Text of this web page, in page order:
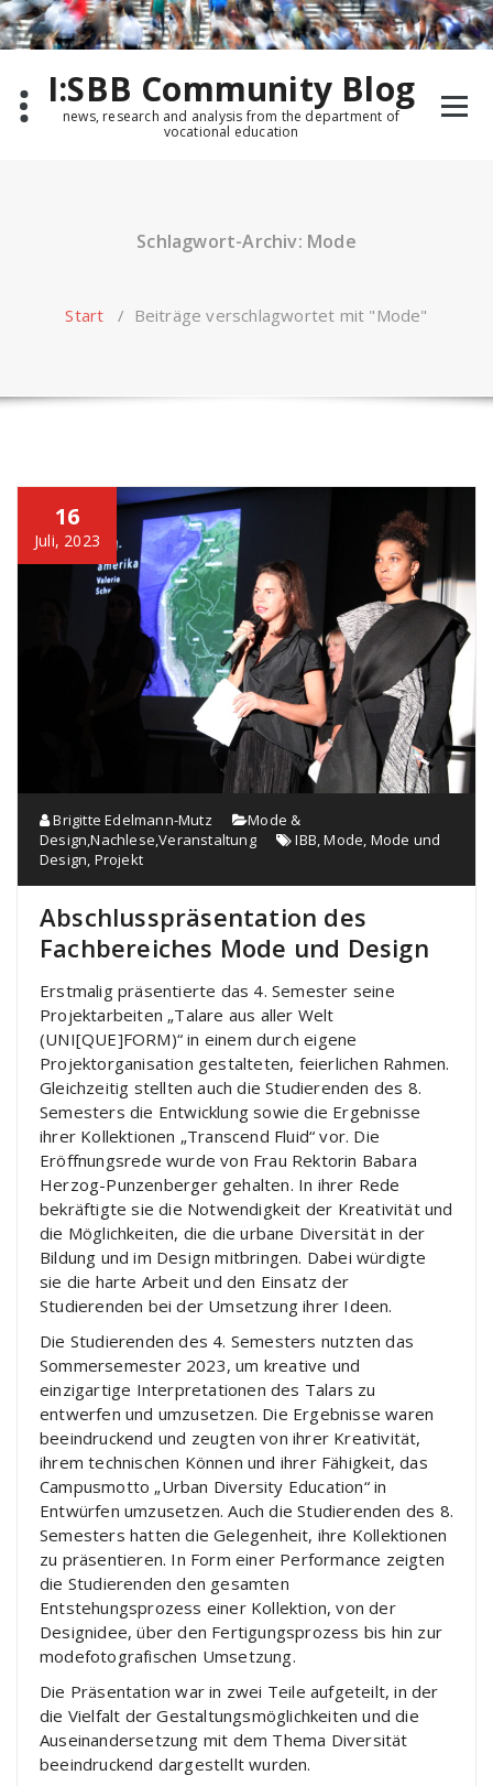
Zum
Inhalt
springen
I:SBB Community Blog
news, research and analysis from the department of
vocational education
Schlagwort-Archiv: Mode
Start / Beiträge verschlagwortet mit "Mode"
16
Juli, 2023
Brigitte Edelmann-Mutz
Mode &
Design,Nachlese,Veranstaltung IBB,Mode, Mode und
Design, Projekt
Abschlusspräsentation des
Fachbereiches Mode und Design
Erstmalig präsentierte das 4. Semester seine
Projektarbeiten „Talare aus aller Welt
(UNI[QUE]FORM)“ in einem durch eigene
Projektorganisation gestalteten, feierlichen Rahmen.
Gleichzeitig stellten auch die Studierenden des 8.
Semesters die Entwicklung sowie die Ergebnisse
ihrer Kollektionen „Transcend Fluid“ vor. Die
Eröffnungsrede wurde von Frau Rektorin Babara
Herzog-Punzenberger gehalten. In ihrer Rede
bekräftigte sie die Notwendigkeit der Kreativität und
die Möglichkeiten, die die urbane Diversität in der
Bildung und im Design mitbringen. Dabei würdigte
sie die harte Arbeit und den Einsatz der
Studierenden bei der Umsetzung ihrer Ideen.
Die Studierenden des 4. Semesters nutzten das
Sommersemester 2023, um kreative und
einzigartige Interpretationen des Talars zu
entwerfen und umzusetzen. Die Ergebnisse waren
beeindruckend und zeugten von ihrer Kreativität,
ihrem technischen Können und ihrer Fähigkeit, das
Campusmotto „Urban Diversity Education“ in
Entwürfen umzusetzen. Auch die Studierenden des 8.
Semesters hatten die Gelegenheit, ihre Kollektionen
zu präsentieren. In Form einer Performance zeigten
die Studierenden den gesamten
Entstehungsprozess einer Kollektion, von der
Designidee, über den Fertigungsprozess bis hin zur
modefotografischen Umsetzung.
Die Präsentation war in zwei Teile aufgeteilt, in der
die Vielfalt der Gestaltungsmöglichkeiten und die
Auseinandersetzung mit dem Thema Diversität
beeindruckend dargestellt wurden.